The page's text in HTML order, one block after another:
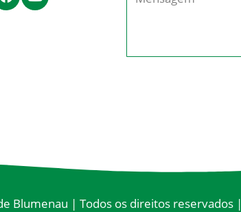
Blumenau | Todos os direitos reservados |